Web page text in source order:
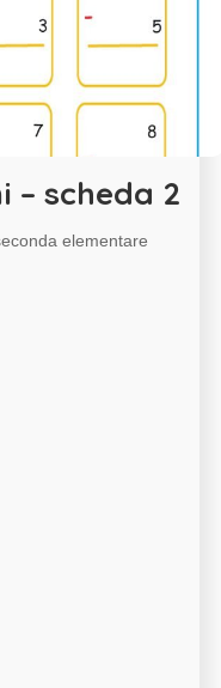
– scheda 2
elementare